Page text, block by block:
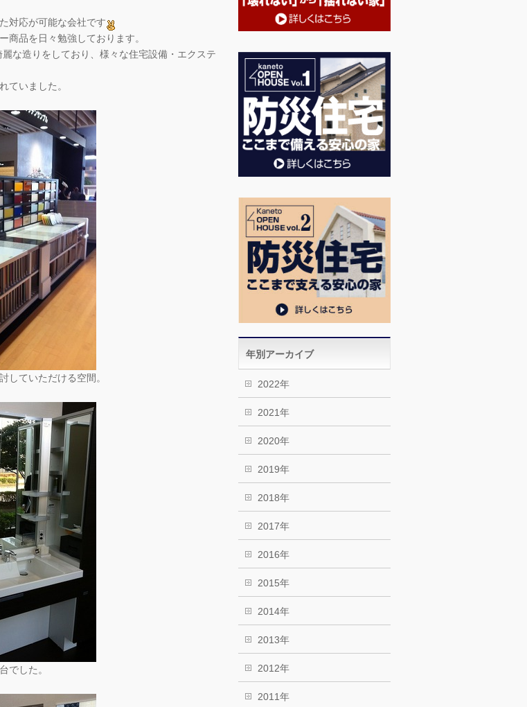
対応が可能な会社です
商品を日々勉強しております。
な造りをしており、様々な住宅設備・エクステ
ていました。
していただける空間。
でした。
年別アーカイブ
2022年
2021年
2020年
2019年
2018年
2017年
2016年
2015年
2014年
2013年
2012年
2011年